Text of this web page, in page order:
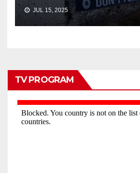
JUL 15, 2025
TV PROGRAM